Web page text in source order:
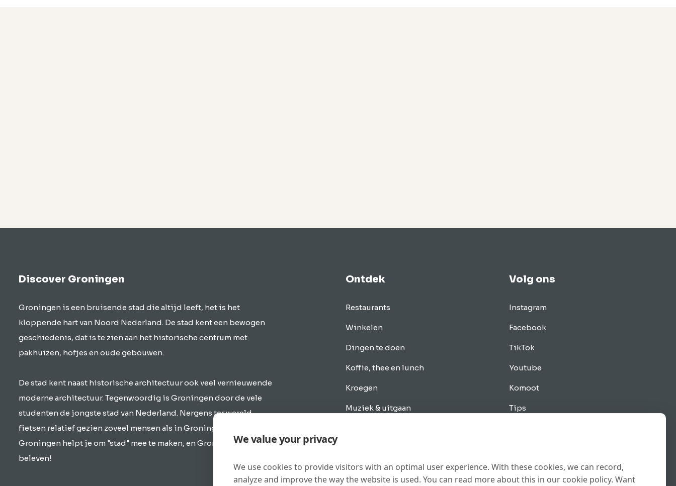
Discover Groningen
Groningen is een bruisende stad die altijd leeft, het is het
kloppende hart van Noord Nederland. De stad kent een bewogen
geschiedenis, dat is te zien aan het historische centrum met
pakhuizen, hofjes en oude gebouwen.
De stad kent naast historische architectuur ook veel vernieuwende
moderne architectuur. Tegenwoordig is Groningen door de vele
studenten de jongste stad van Nederland. Nergens ter wereld
fietsen relatief gezien zoveel mensen als in Groningen. Discover
Groningen helpt je om "stad" mee te maken, en Groningen te
beleven!
Ontdek
Restaurants
Winkelen
Dingen te doen
Koffie, thee en lunch
Kroegen
Muziek & uitgaan
Nieuwbouw
Volg ons
Instagram
Facebook
TikTok
Youtube
Komoot
Tips
We value your privacy
We use cookies to provide visitors with an optimal user experience. With these cookies, we can record,
analyze and improve the way the website is used. You can read more about this in our cookie policy. Want